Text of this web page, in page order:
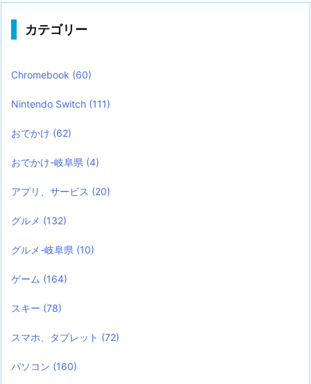
カテゴリー
Chromebook (60)
Nintendo Switch (111)
おでかけ (62)
おでかけ-岐阜県 (4)
アプリ、サービス (20)
グルメ (132)
グルメ-岐阜県 (10)
ゲーム (164)
スキー (78)
スマホ、タブレット (72)
パソコン (160)